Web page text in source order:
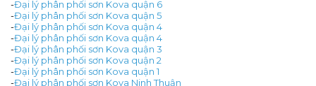
-Đại lý phân phối sơn Kova quận 6
-Đại lý phân phối sơn Kova quận 5
-Đại lý phân phối sơn Kova quận 4
-Đại lý phân phối sơn Kova quận 4
-Đại lý phân phối sơn Kova quận 3
-Đại lý phân phối sơn Kova quận 2
-Đại lý phân phối sơn Kova quận 1
-Đại lý phân phối sơn Kova Ninh Thuận